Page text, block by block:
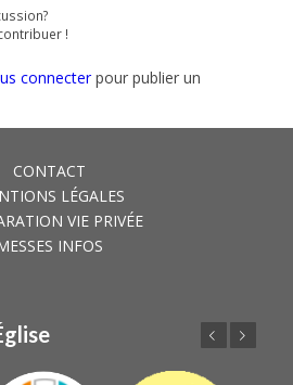
!
connecterpour publier un
CONTACT
LÉGALES
VIE PRIVÉE
INFOS